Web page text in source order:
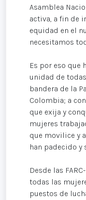
Asamblea
activa, a fin de
equidad en el
necesitamos
Es por eso que
unidad de
bandera de la
Colombia; a
que exija y
mujeres
que movilice y
han padecido y
Desde las
todas las
puestos de